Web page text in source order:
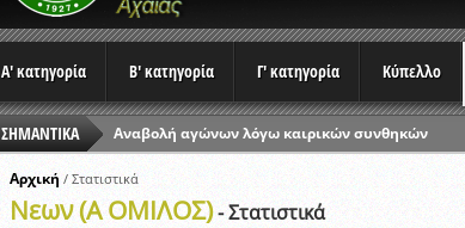
Α' κατηγορία Β' κατηγορία Γ' κατηγορία Κύπελλο
ΣΗΜΑΝΤΙΚΑ
Αναβολή αγώνων λόγω καιρικών συνθηκών
Ώρες έναρξης αγώνων Πρωταθλημάτων
Αποτελέσματα επαναληπτικών γραπτών
Αρχική / Στατιστικά
Νεων (Α ΟΜΙΛΟΣ)- Στατιστικά